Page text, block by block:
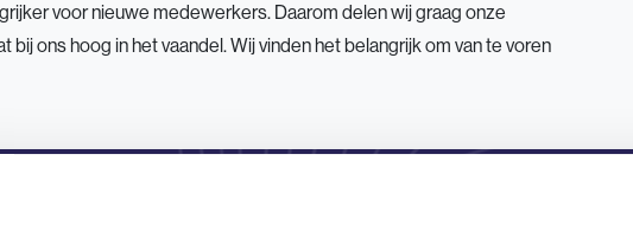
voor nieuwe medewerkers. Daarom delen wij graag onze
ons hoog in het vaandel. Wij vinden het belangrijk om van te voren
Onze kernwaarden